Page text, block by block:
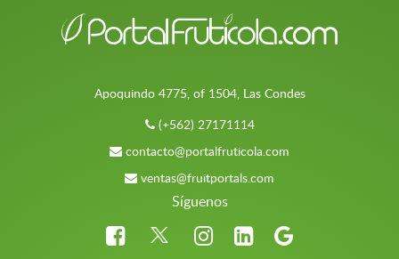
Apoquindo 4775, of 1504, Las Condes
(+562) 27171114
contacto@portalfruticola.com
ventas@fruitportals.com
Síguenos